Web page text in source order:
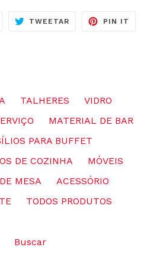
TWEETAR TUITE
PIN IT
TALHERES
VIDRO
MATERIAL DE BAR
PARA BUFFET
DE COZINHA
MÓVEIS
MESA
ACESSÓRIO
TODOS PRODUTOS
Buscar